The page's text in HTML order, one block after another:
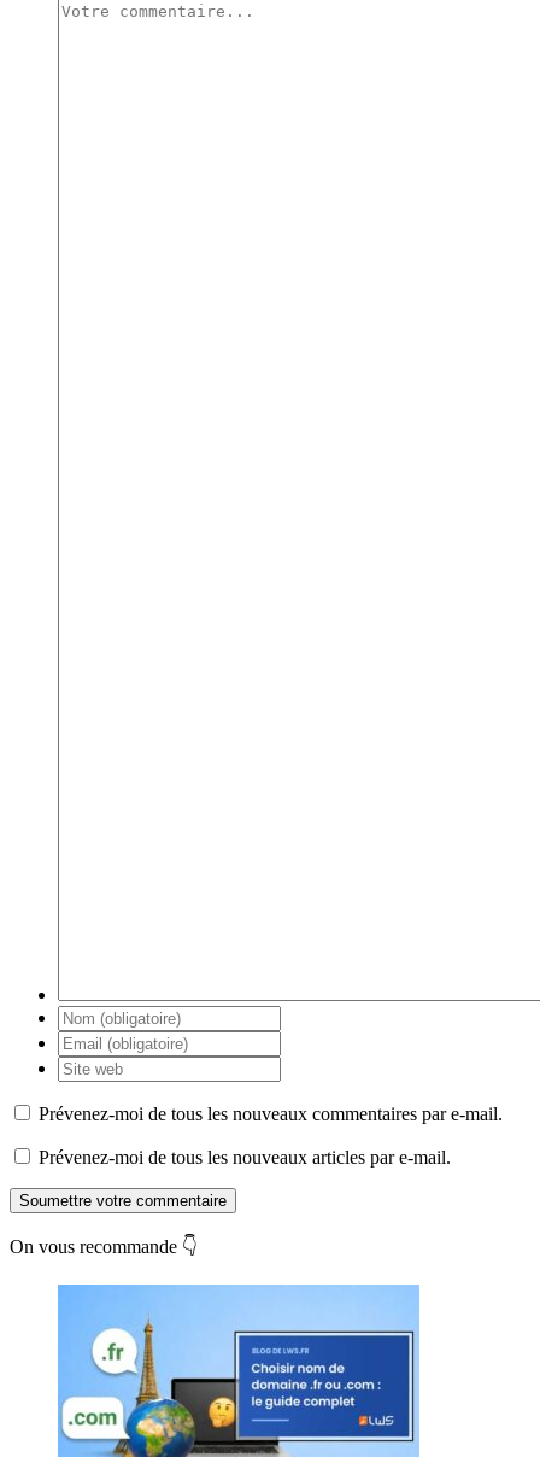
Prévenez-moi de tous les nouveaux commentaires par e-mail.
Prévenez-moi de tous les nouveaux articles par e-mail.
Soumettre votre commentaire
On vous recommande 👇